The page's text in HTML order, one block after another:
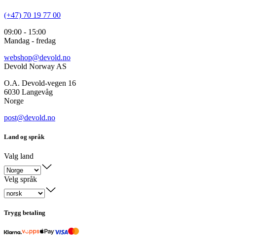
(+47) 70 19 77 00
09:00 - 15:00
Mandag - fredag
webshop@devold.no
Devold Norway AS
O.A. Devold-vegen 16
6030 Langevåg
Norge
post@devold.no
Land og språk
Valg land
Velg språk
Trygg betaling